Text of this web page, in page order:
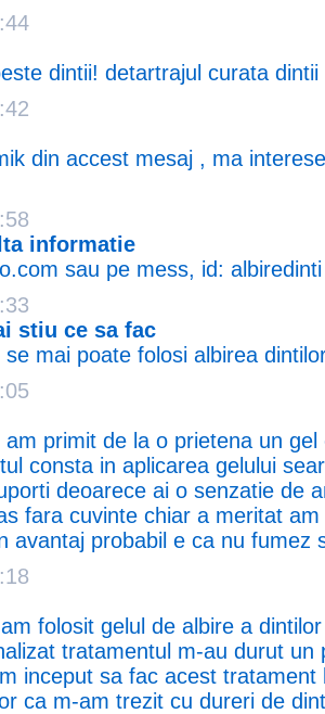
dintii! detartrajul curata
din accest mesaj , ma
informatie
sau pe mess, id:
stiu ce sa fac
mai poate folosi albirea
am primit de la o prietena un
consta in aplicarea gelului
deoarece ai o senzatie de
fara cuvinte chiar a meritat
avantaj probabil e ca nu fumez
folosit gelul de albire a
tratamentul m-au durut un
inceput sa fac acest
ca m-am trezit cu dureri de